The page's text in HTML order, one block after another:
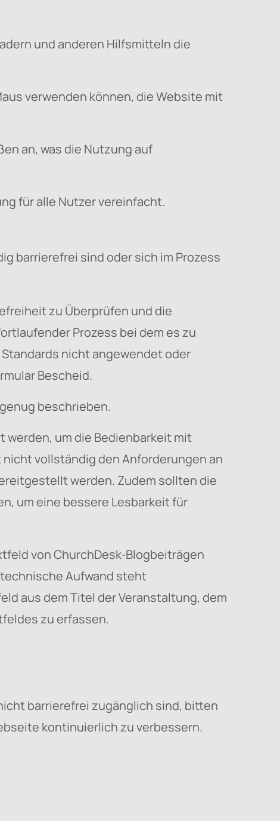
und anderen Hilfsmitteln die
verwenden können, die Website mit
an, was die Nutzung auf
für alle Nutzer vereinfacht.
barrierefrei sind oder sich im Prozess
zu Überprüfen und die
Prozess bei dem es zu
nicht angewendet oder
Bescheid.
beschrieben.
um die Bedienbarkeit mit
vollständig den Anforderungen an
werden. Zudem sollten die
um eine bessere Lesbarkeit für
von ChurchDesk-Blogbeiträgen
Aufwand steht
aus dem Titel der Veranstaltung, dem
zu erfassen.
barrierefrei zugänglich sind, bitten
kontinuierlich zu verbessern.